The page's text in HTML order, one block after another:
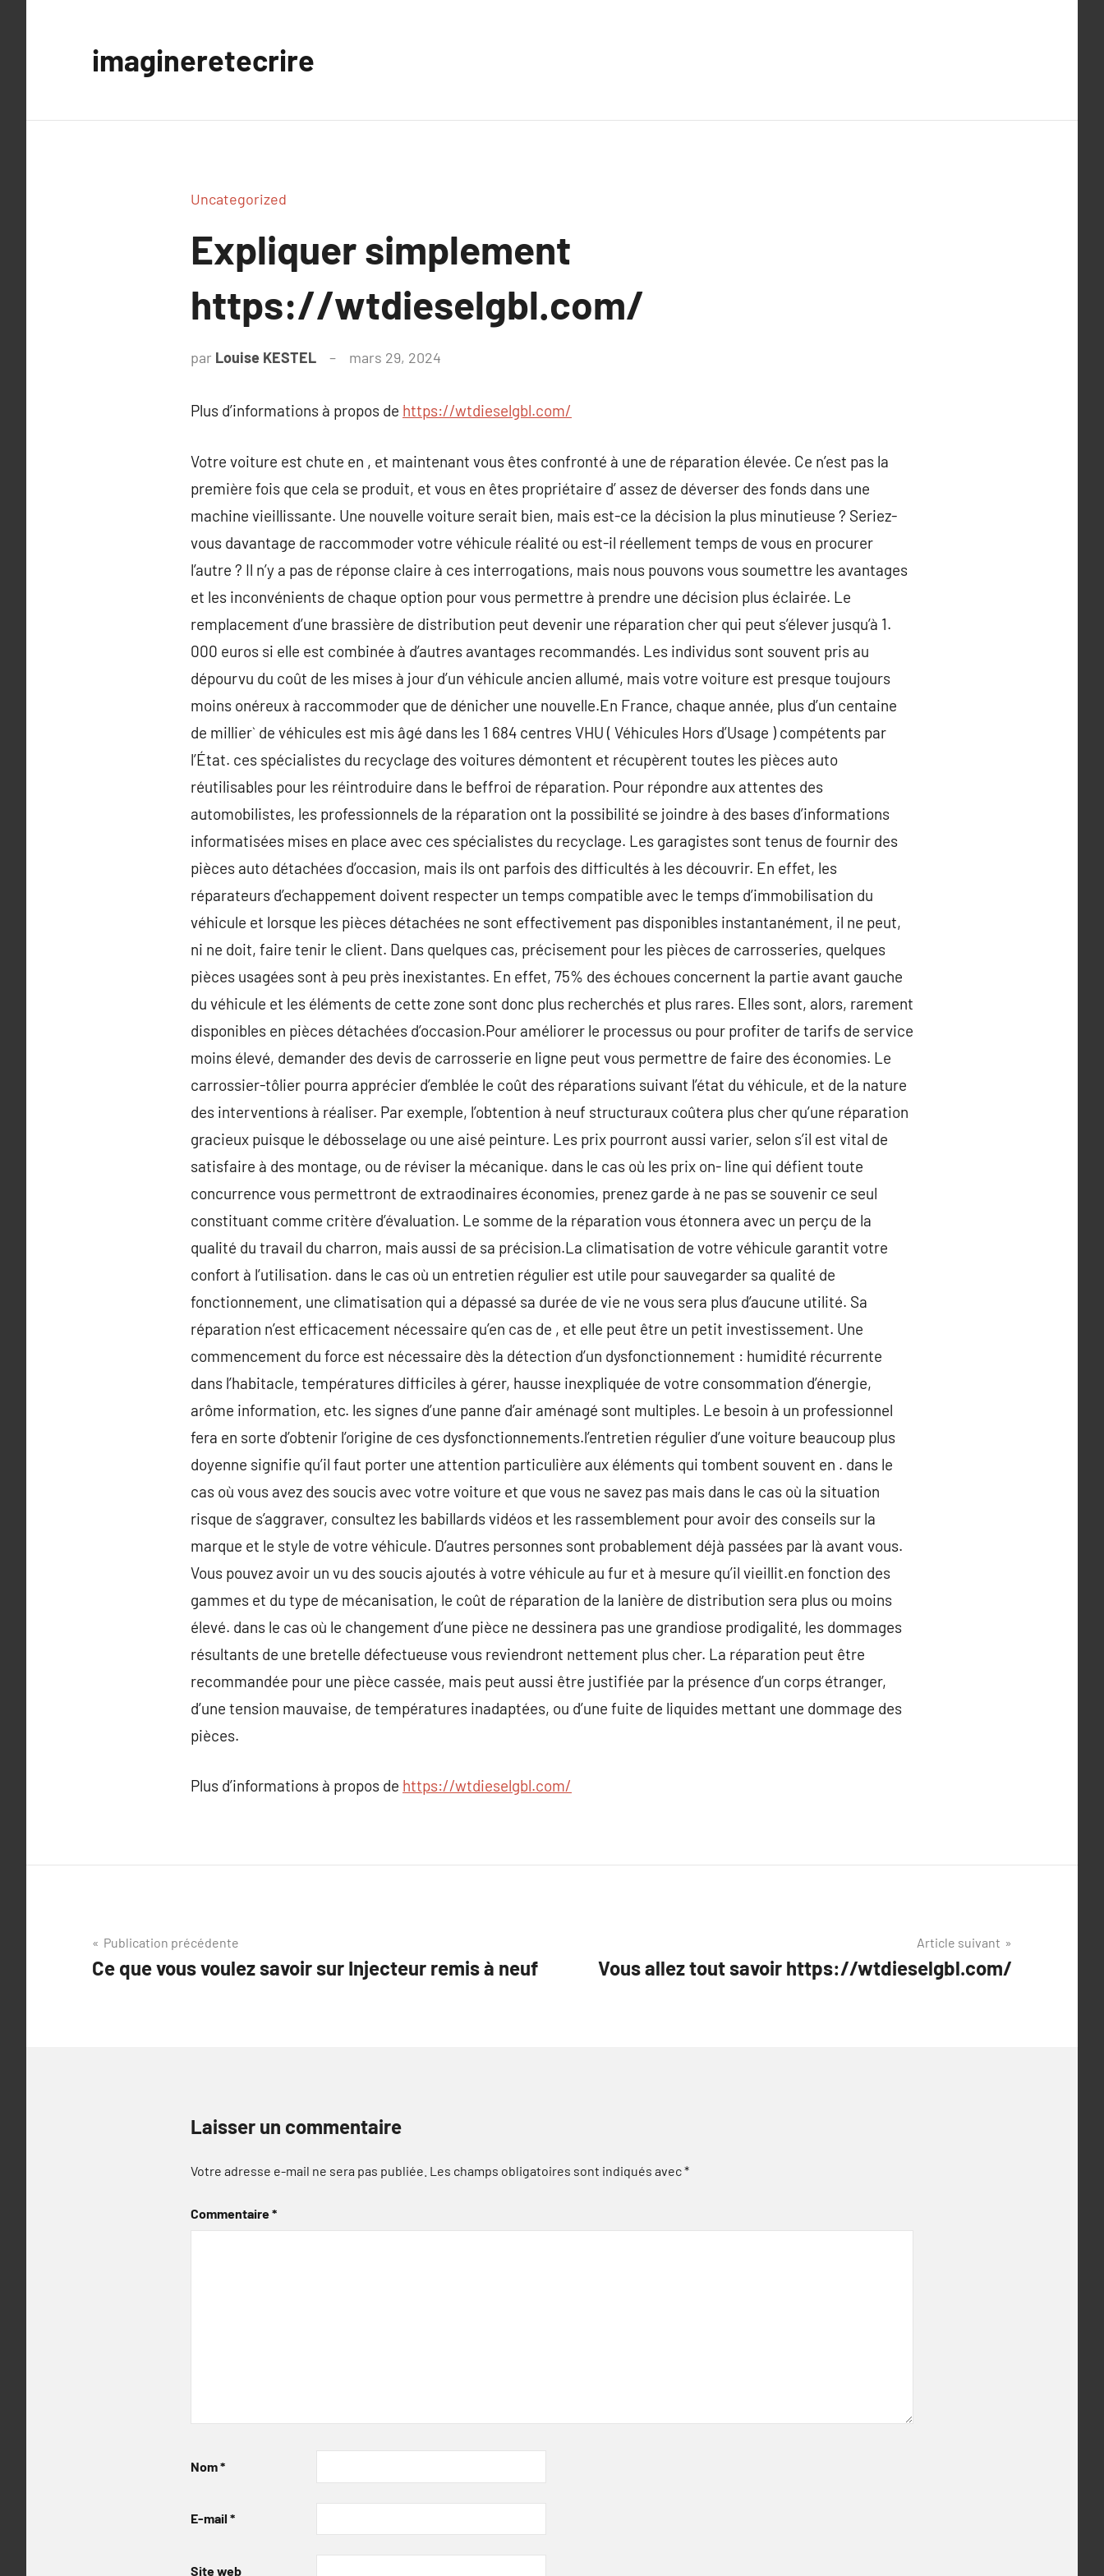
imagineretecrire
Uncategorized
Expliquer simplement
https://wtdieselgbl.com/
par Louise KESTEL mars 29, 2024
Plus d’informations à propos de https://wtdieselgbl.com/
Votre voiture est chute en , et maintenant vous êtes confronté à une de réparation élevée. Ce n’est pas la
première fois que cela se produit, et vous en êtes propriétaire d’ assez de déverser des fonds dans une
machine vieillissante. Une nouvelle voiture serait bien, mais est-ce la décision la plus minutieuse ? Seriez-
vous davantage de raccommoder votre véhicule réalité ou est-il réellement temps de vous en procurer
l’autre ? Il n’y a pas de réponse claire à ces interrogations, mais nous pouvons vous soumettre les avantages
et les inconvénients de chaque option pour vous permettre à prendre une décision plus éclairée. Le
remplacement d’une brassière de distribution peut devenir une réparation cher qui peut s’élever jusqu’à 1.
000 euros si elle est combinée à d’autres avantages recommandés. Les individus sont souvent pris au
dépourvu du coût de les mises à jour d’un véhicule ancien allumé, mais votre voiture est presque toujours
moins onéreux à raccommoder que de dénicher une nouvelle.En France, chaque année, plus d’un centaine
de millier` de véhicules est mis âgé dans les 1 684 centres VHU ( Véhicules Hors d’Usage ) compétents par
l’État. ces spécialistes du recyclage des voitures démontent et récupèrent toutes les pièces auto
réutilisables pour les réintroduire dans le beffroi de réparation. Pour répondre aux attentes des
automobilistes, les professionnels de la réparation ont la possibilité se joindre à des bases d’informations
informatisées mises en place avec ces spécialistes du recyclage. Les garagistes sont tenus de fournir des
pièces auto détachées d’occasion, mais ils ont parfois des difficultés à les découvrir. En effet, les
réparateurs d’echappement doivent respecter un temps compatible avec le temps d’immobilisation du
véhicule et lorsque les pièces détachées ne sont effectivement pas disponibles instantanément, il ne peut,
ni ne doit, faire tenir le client. Dans quelques cas, précisement pour les pièces de carrosseries, quelques
pièces usagées sont à peu près inexistantes. En effet, 75% des échoues concernent la partie avant gauche
du véhicule et les éléments de cette zone sont donc plus recherchés et plus rares. Elles sont, alors, rarement
disponibles en pièces détachées d’occasion.Pour améliorer le processus ou pour profiter de tarifs de service
moins élevé, demander des devis de carrosserie en ligne peut vous permettre de faire des économies. Le
carrossier-tôlier pourra apprécier d’emblée le coût des réparations suivant l’état du véhicule, et de la nature
des interventions à réaliser. Par exemple, l’obtention à neuf structuraux coûtera plus cher qu’une réparation
gracieux puisque le débosselage ou une aisé peinture. Les prix pourront aussi varier, selon s’il est vital de
satisfaire à des montage, ou de réviser la mécanique. dans le cas où les prix on- line qui défient toute
concurrence vous permettront de extraodinaires économies, prenez garde à ne pas se souvenir ce seul
constituant comme critère d’évaluation. Le somme de la réparation vous étonnera avec un perçu de la
qualité du travail du charron, mais aussi de sa précision.La climatisation de votre véhicule garantit votre
confort à l’utilisation. dans le cas où un entretien régulier est utile pour sauvegarder sa qualité de
fonctionnement, une climatisation qui a dépassé sa durée de vie ne vous sera plus d’aucune utilité. Sa
réparation n’est efficacement nécessaire qu’en cas de , et elle peut être un petit investissement. Une
commencement du force est nécessaire dès la détection d’un dysfonctionnement : humidité récurrente
dans l’habitacle, températures difficiles à gérer, hausse inexpliquée de votre consommation d’énergie,
arôme information, etc. les signes d’une panne d’air aménagé sont multiples. Le besoin à un professionnel
fera en sorte d’obtenir l’origine de ces dysfonctionnements.l’entretien régulier d’une voiture beaucoup plus
doyenne signifie qu’il faut porter une attention particulière aux éléments qui tombent souvent en . dans le
cas où vous avez des soucis avec votre voiture et que vous ne savez pas mais dans le cas où la situation
risque de s’aggraver, consultez les babillards vidéos et les rassemblement pour avoir des conseils sur la
marque et le style de votre véhicule. D’autres personnes sont probablement déjà passées par là avant vous.
Vous pouvez avoir un vu des soucis ajoutés à votre véhicule au fur et à mesure qu’il vieillit.en fonction des
gammes et du type de mécanisation, le coût de réparation de la lanière de distribution sera plus ou moins
élevé. dans le cas où le changement d’une pièce ne dessinera pas une grandiose prodigalité, les dommages
résultants de une bretelle défectueuse vous reviendront nettement plus cher. La réparation peut être
recommandée pour une pièce cassée, mais peut aussi être justifiée par la présence d’un corps étranger,
d’une tension mauvaise, de températures inadaptées, ou d’une fuite de liquides mettant une dommage des
pièces.
Plus d’informations à propos de https://wtdieselgbl.com/
Navigation
de
Publication précédente
Ce que vous voulez savoir sur Injecteur remis à neuf
Article suivant
Vous allez tout savoir https://wtdieselgbl.com/
Laisser un commentaire
Votre adresse e-mail ne sera pas publiée. Les champs obligatoires sont indiqués avec*
Commentaire*
Nom*
E-mail *
Site web